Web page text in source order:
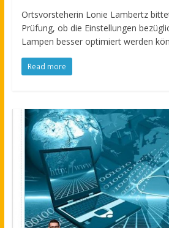
Ortsvorsteherin Lonie Lambertz
Prüfung, ob die Einstellungen
Lampen besser optimiert werden
Read more